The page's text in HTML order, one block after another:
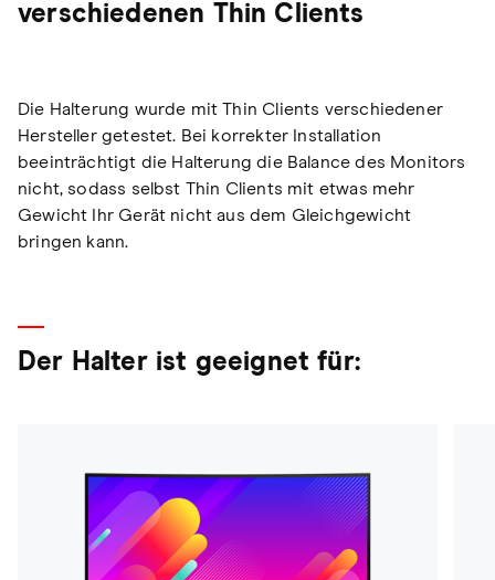
verschiedenen Thin Clients
Die Halterung wurde mit Thin Clients verschiedener
Hersteller getestet. Bei korrekter Installation
beeinträchtigt die Halterung die Balance des Monitors
nicht, sodass selbst Thin Clients mit etwas mehr
Gewicht Ihr Gerät nicht aus dem Gleichgewicht
bringen kann.
Der Halter ist geeignet für: